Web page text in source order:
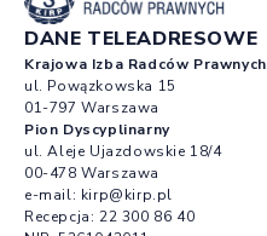
DANE TELEADRESOWE
Krajowa Izba Radców Prawnych
ul. Powązkowska 15
01-797 Warszawa
Pion Dyscyplinarny
ul. Aleje Ujazdowskie 18/4
00-478 Warszawa
e-mail: kirp@kirp.pl
Recepcja: 22 300 86 40